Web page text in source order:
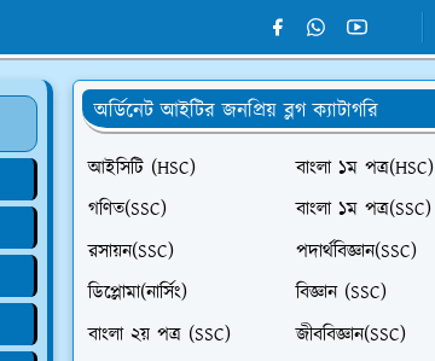
অর্ডিনেট আইটির জনপ্রিয় ব্লগ ক্যাটাগরি
আইসিটি (HSC)
বাংলা ১ম পত্র(HSC)
গণিত(SSC)
বাংলা ১ম পত্র(SSC)
রসায়ন(SSC)
পদার্থবিজ্ঞান(SSC)
ডিপ্লোমা(নার্সিং)
বিজ্ঞান (SSC)
বাংলা ২য় পত্র (SSC)
জীববিজ্ঞান(SSC)